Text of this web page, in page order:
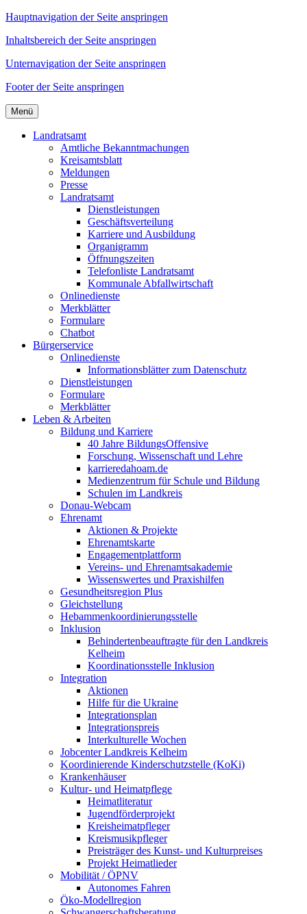
Hauptnavigation der Seite anspringen
Inhaltsbereich der Seite anspringen
Unternavigation der Seite anspringen
Footer der Seite anspringen
Menü
Landratsamt
Amtliche Bekanntmachungen
Kreisamtsblatt
Meldungen
Presse
Landratsamt
Dienstleistungen
Geschäftsverteilung
Karriere und Ausbildung
Organigramm
Öffnungszeiten
Telefonliste Landratsamt
Kommunale Abfallwirtschaft
Onlinedienste
Merkblätter
Formulare
Chatbot
Bürgerservice
Onlinedienste
Informationsblätter zum Datenschutz
Dienstleistungen
Formulare
Merkblätter
Leben & Arbeiten
Bildung und Karriere
40 Jahre BildungsOffensive
Forschung, Wissenschaft und Lehre
karrieredahoam.de
Medienzentrum für Schule und Bildung
Schulen im Landkreis
Donau-Webcam
Ehrenamt
Aktionen & Projekte
Ehrenamtskarte
Engagementplattform
Vereins- und Ehrenamtsakademie
Wissenswertes und Praxishilfen
Gesundheitsregion Plus
Gleichstellung
Hebammenkoordinierungsstelle
Inklusion
Behindertenbeauftragte für den Landkreis
Kelheim
Koordinationsstelle Inklusion
Integration
Aktionen
Hilfe für die Ukraine
Integrationsplan
Integrationspreis
Interkulturelle Wochen
Jobcenter Landkreis Kelheim
Koordinierende Kinderschutzstelle (KoKi)
Krankenhäuser
Kultur- und Heimatpflege
Heimatliteratur
Jugendförderprojekt
Kreisheimatpfleger
Kreismusikpfleger
Preisträger des Kunst- und Kulturpreises
Projekt Heimatlieder
Mobilität / ÖPNV
Autonomes Fahren
Öko-Modellregion